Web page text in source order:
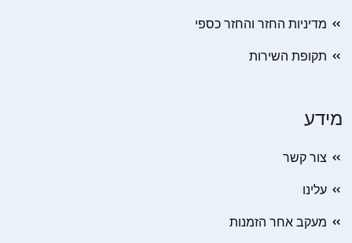
מדיניות החזר והחזר כספי
תקופת השירות
מידע
צור קשר
עלינו
מעקב אחר הזמנות